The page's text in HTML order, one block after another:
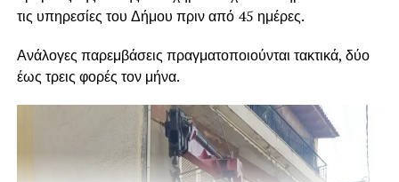
τις υπηρεσίες του Δήμου πριν από 45 ημέρες.
Ανάλογες παρεμβάσεις πραγματοποιούνται τακτικά, δύο
έως τρεις φορές τον μήνα.